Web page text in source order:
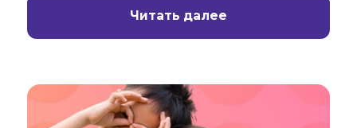
Читать далее